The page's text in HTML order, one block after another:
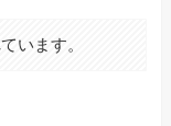
います。